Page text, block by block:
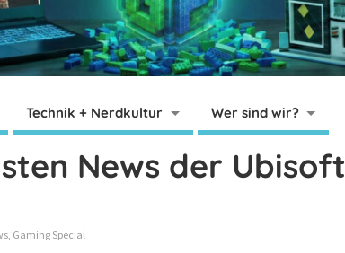
Technik + Nerdkultur Wer sind wir?
News der Ubisoft
Gaming Special